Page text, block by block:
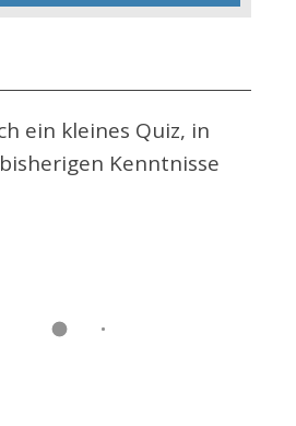
ein kleines Quiz, in
Kenntnisse